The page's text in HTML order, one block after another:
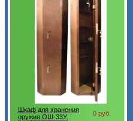
Шкаф для хранения
оружия ОШ-33У.
0 руб.